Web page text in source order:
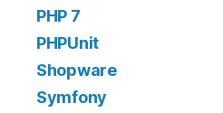
PHP 7
PHPUnit
Shopware
Symfony